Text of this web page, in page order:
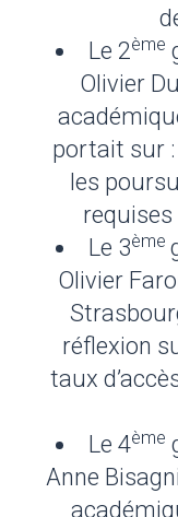
Le 2ème
Olivier
portait sur
les
Le 3ème
Olivier
réflexion
taux
Le 4ème
Anne